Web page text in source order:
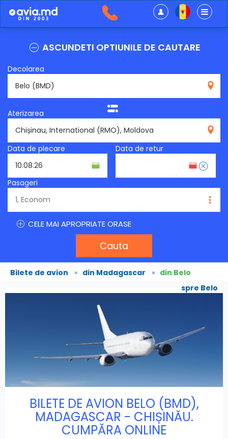
ASCUNDETI OPTIUNILE DE CAUTARE
Decolarea
Aterizarea
Data de plecare
Data de retur
Pasageri
CELE MAI APROPRIATE ORASE
Cauta
Bilete de avion » din Madagascar » din Belo
spre Belo
BILETE DE AVION BELO (BMD),
MADAGASCAR - CHIȘINĂU.
CUMPĂRA ONLINE